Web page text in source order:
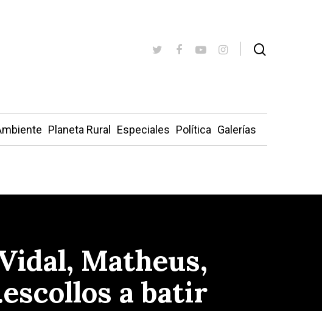
Planeta Rural Especiales Política Galerías
Matheus,
a batir